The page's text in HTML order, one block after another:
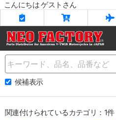
こんにちは ゲストさん
Name
候補表示
関連付けられているカテゴリ：1件